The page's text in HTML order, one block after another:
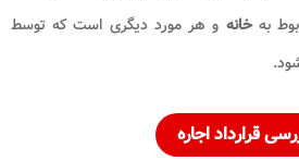
بهخانه و هر مورد دیگری است که توسط
قرارداداجاره